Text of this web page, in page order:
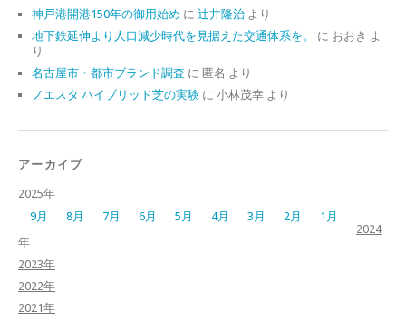
神戸港開港150年の御用始め に 辻井隆治 より
地下鉄延伸より人口減少時代を見据えた交通体系を。
に おおき よ
り
名古屋市・都市ブランド調査 に 匿名 より
ノエスタ ハイブリッド芝の実験 に 小林茂幸 より
アーカイブ
2025年
9月
8月 7月 6月 5月 4月 3月 2月
1月
2024
年
2023年
2022年
2021年